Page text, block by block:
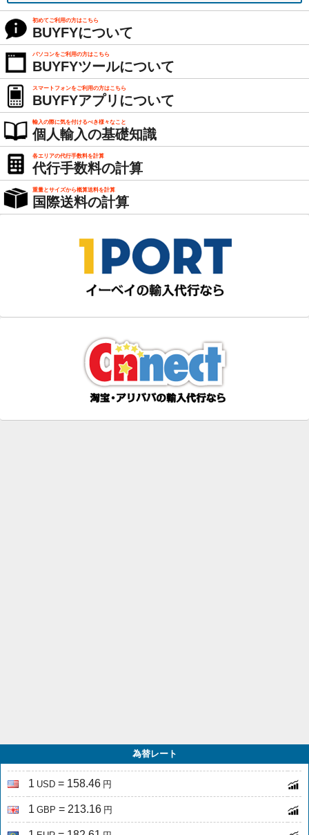
初めてご利用の方はこちら
BUYFYについて
パソコンをご利用の方はこちら
BUYFYツールについて
スマートフォンをご利用の方はこちら
BUYFYアプリについて
輸入の際に気を付けるべき様々なこと
個人輸入の基礎知識
各エリアの代行手数料を計算
代行手数料の計算
重量とサイズから概算送料を計算
国際送料の計算
為替レート
1 USD = 158.46 円
1 GBP = 213.16 円